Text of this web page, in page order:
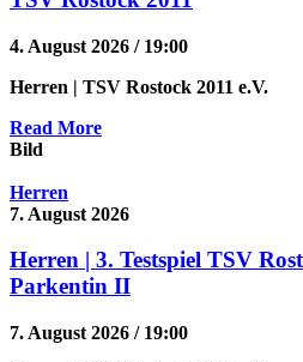
4. August 2026 / 19:00
Herren | TSV Rostock 2011 e.V.
Read More
Bild
Herren
7. August 2026
Herren | 3. Testspiel TSV
Parkentin II
7. August 2026 / 19:00